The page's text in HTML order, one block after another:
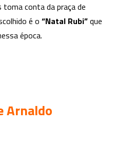
toma conta da praça de
é o “Natal Rubi”que
época.
Arnaldo